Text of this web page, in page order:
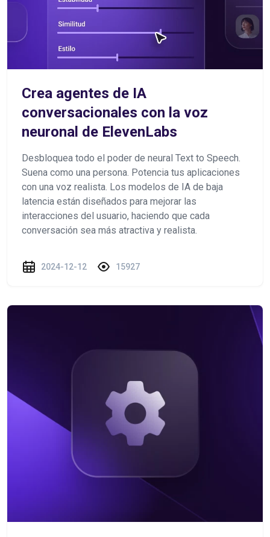
Crea agentes de IA
conversacionales con la voz
neuronal de ElevenLabs
Desbloquea todo el poder de neural Text to Speech.
Suena como una persona. Potencia tus aplicaciones
con una voz realista. Los modelos de IA de baja
latencia están diseñados para mejorar las
interacciones del usuario, haciendo que cada
conversación sea más atractiva y realista.
2024-12-12 15927